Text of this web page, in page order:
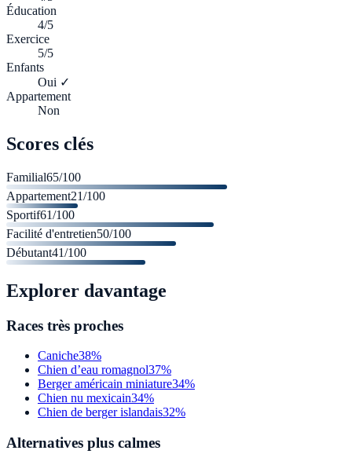
Éducation
4/5
Exercice
5/5
Enfants
Oui ✓
Appartement
Non
Scores clés
Familial65/100
Appartement21/100
Sportif61/100
Facilité d'entretien50/100
Débutant41/100
Explorer davantage
Races très proches
Caniche38%
Chien d’eau romagnol37%
Berger américain miniature34%
Chien nu mexicain34%
Chien de berger islandais32%
Alternatives plus calmes